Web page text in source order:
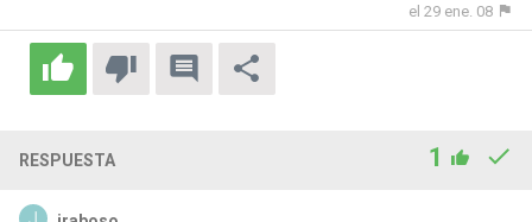
el 29 ene. 08
RESPUESTA 1